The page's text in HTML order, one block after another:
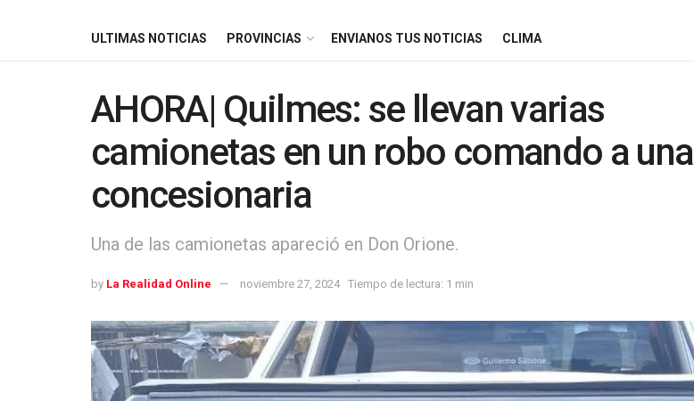
ULTIMAS NOTICIAS PROVINCIAS ENVIANOS TUS NOTICIAS CLIMA
AHORA| Quilmes: se llevan varias
camionetas en un robo comando a una
concesionaria
Una de las camionetas apareció en Don Orione.
by La Realidad Online noviembre 27, 2024 Tiempo de lectura: 1 min